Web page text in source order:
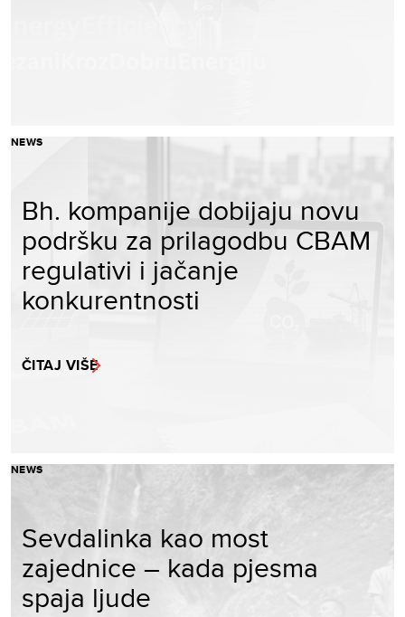
NEWS
Bh. kompanije dobijaju novu
podršku za prilagodbu CBAM
regulativi i jačanje
konkurentnosti
ČITAJ VIŠE
NEWS
Sevdalinka kao most
zajednice – kada pjesma
spaja ljude